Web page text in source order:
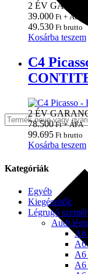
2 ÉV
39.000 Ft + ÁFA
49.530 Ft brutto
Kosárba teszem
C4
2 ÉV
78.500Ft + ÁFA
99.695 Ft brutto
Kosárba teszem
Kategóriák
Egyéb
Kiegészítők
Légrugó
Audi
A6
A6
A6
A6